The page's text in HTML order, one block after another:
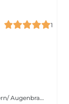
1
Das ganze Gesicht wird gewachst, ink. Wimpern/ Augenbrauen färben